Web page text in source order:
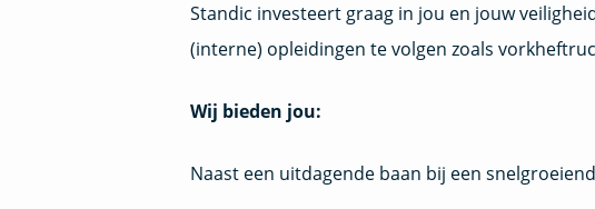
Standic investeert graag in jou en jouw
(interne) opleidingen te volgen zoals
Wij bieden jou:
Naast een uitdagende baan bij een